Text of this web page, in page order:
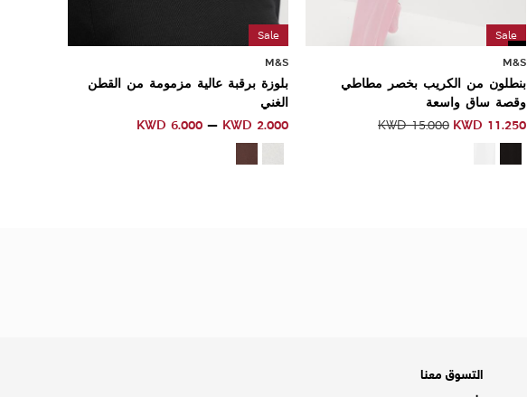
Sale
M&S
بنطلون من الكريب بخصر مطاطي
وقصة ساق واسعة
KWD 11.250
KWD15.000
Sale
M&S
بلوزة برقبة عالية مزمومة من القطن
الغني
KWD 2.000
KWD 6.000
التسوق معنا